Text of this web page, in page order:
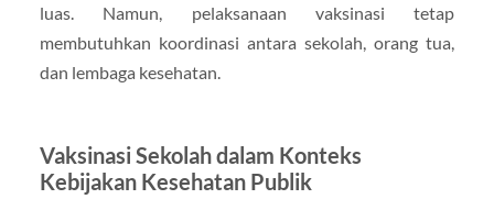
luas. Namun, pelaksanaan vaksinasi tetap
membutuhkan koordinasi antara sekolah, orang tua,
dan lembaga kesehatan.
Vaksinasi Sekolah dalam Konteks
Kebijakan Kesehatan Publik